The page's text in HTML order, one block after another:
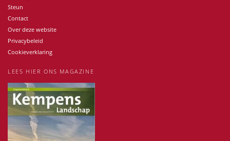
Steun
Contact
Over deze website
Privacybeleid
Cookieverklaring
LEES HIER ONS MAGAZINE